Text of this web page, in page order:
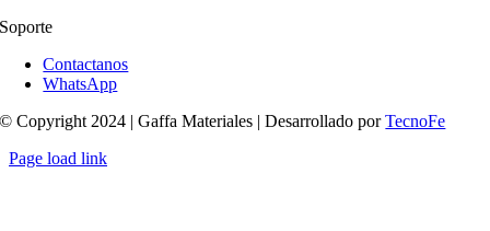
Soporte
Contactanos
WhatsApp
© Copyright 2024 | Gaffa Materiales | Desarrollado porTecnoFe
Page load link